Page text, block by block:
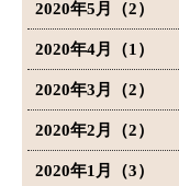
2020年5月（2）
2020年4月（1）
2020年3月（2）
2020年2月（2）
2020年1月（3）